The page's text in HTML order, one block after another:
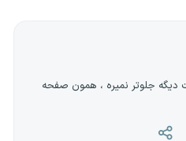
دیگه جلوتر نمیره ، همون صفحه